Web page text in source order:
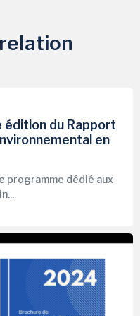
édition du Rapport
en
programme dédié aux